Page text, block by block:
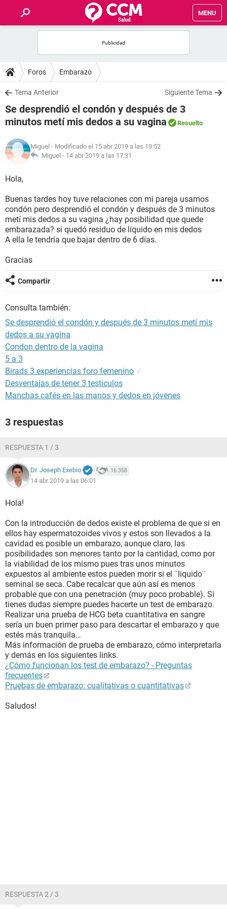
MENU
FOROS
SALUD
FAMILIA
NUTRICIÓN
SEXUALIDAD
GLOSARIO
Foros Embarazo
Tema Anterior Siguiente Tema
Se desprendió el condón y después de 3
minutos metí mis dedos a su vagina
Resuelto
Miguel - Modificado el 15 abr 2019 a las 19:52
Miguel - 14 abr 2019 a las 17:31
Hola,
Buenas tardes hoy tuve relaciones con mi pareja usamos
condón pero desprendió el condón y después de 3 minutos
metí mis dedos a su vagina ¿hay posibilidad que quede
embarazada? si quedó residuo de líquido en mis dedos
A ella le tendría que bajar dentro de 6 días.
Gracias
Compartir
Consulta también:
Se desprendió el condón y después de 3 minutos metí mis
dedos a su vagina
Condon dentro de la vagina
5 a 3
Birads 3 experiencias foro femenino ✓
Desventajas de tener 3 testículos
Manchas cafés en las manos y dedos en jóvenes
3 respuestas
RESPUESTA 1 / 3
Dr. Joseph Exebio 16.358
14 abr 2019 a las 06:01
Hola!
Con la introducción de dedos existe el problema de que si en
ellos hay espermatozoides vivos y estos son llevados a la
cavidad es posible un embarazo, aunque claro, las
posibilidades son menores tanto por la cantidad, como por
la viabilidad de los mismo pues tras unos minutos
expuestos al ambiente estos pueden morir si el ¨liquido¨
seminal se seca. Cabe recalcar que aún así es menos
probable que con una penetración (muy poco probable). Si
tienes dudas siempre puedes hacerte un test de embarazo.
Realizar una prueba de HCG beta cuantitativa en sangre
sería un buen primer paso para descartar el embarazo y que
estés más tranquila…
Más información de prueba de embarazo, cómo interpretarla
y demás en los siguientes links.
¿Cómo funcionan los test de embarazo? - Preguntas
frecuentes
Pruebas de embarazo: cualitativas o cuantitativas
Saludos!
RESPUESTA 2 / 3